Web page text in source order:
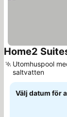
Home2
Utomhuspool
saltvatten
Välj datum för